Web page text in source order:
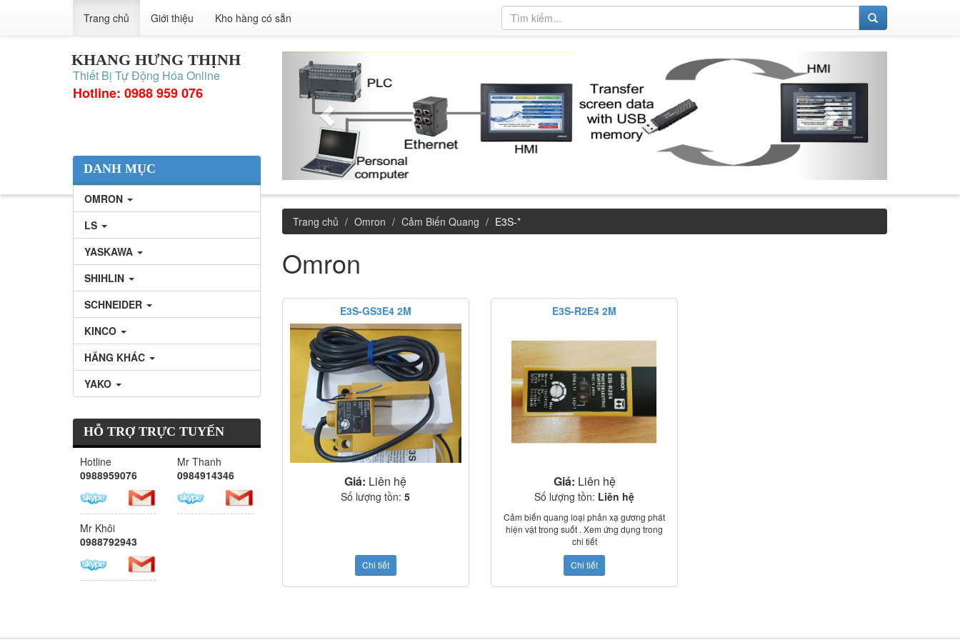
Trang chủ Giới thiệu Kho hàng có sẵn
KHANG HƯNG THỊNH
Thiết Bị Tự Động Hóa Online
Hotline: 0988 959 076
Trang chủ Omron Cảm Biến Quang E3S-*
Omron
E3S-GS3E4 2M
Giá: Liên hệ
Số lượng tồn:5
15 câu hỏi
chuyên sâu
Chi tiết
E3S-R2E4 2M
Giá: Liên hệ
Số lượng tồn: Liên hệ
Cảm biến quang loại phản xạ gương phát
hiện vật trong suốt . Xem ứng dụng trong
chi tiết
Nguồn cấp: 12~24VDC ±10%
Khoảng cách phát hiện 0,1~2m ( sử dung
gương E39-R1S)
Vật cảm biến nhỏ nhất: 30mm
Chi tiết
DANH MỤC
OMRON
LS
YASKAWA
SHIHLIN
SCHNEIDER
KINCO
HÃNG KHÁC
YAKO
HỖ TRỢ TRỰC TUYẾN
Hotline
0988959076
Mr Thanh
0984914346
Mr Khôi
0988792943